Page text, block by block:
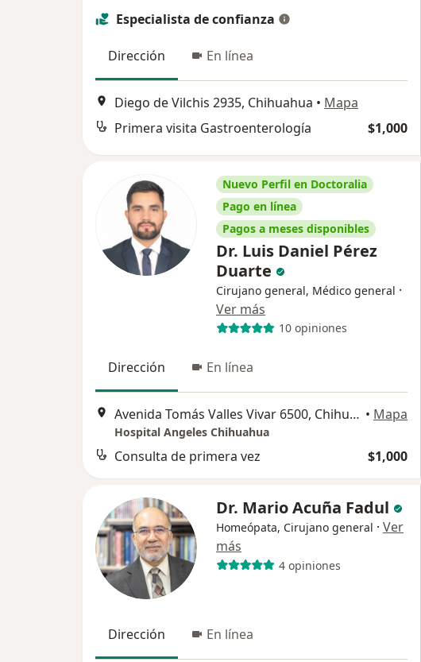
Especialista de confianza
Dirección En línea
Diego de Vilchis 2935, Chihuahua • Mapa
Primera visita Gastroenterología
$1,000
Nuevo Perfil en Doctoralia
Pago en línea
Pagos a meses disponibles
Dr. Luis Daniel Pérez
Duarte
Cirujano general, Médico general ·
Ver más
10 opiniones
Dirección En línea
Avenida Tomás Valles Vivar 6500, Chihuahua • Mapa
Hospital Angeles Chihuahua
Consulta de primera vez $1,000
Dr. Mario Acuña Fadul
Homeópata, Cirujano general · Ver
más
4 opiniones
Dirección En línea